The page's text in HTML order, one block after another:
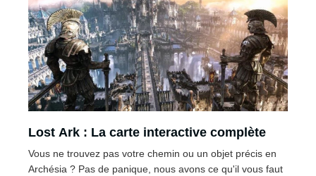
Lost Ark : La carte interactive complète
Vous ne trouvez pas votre chemin ou un objet précis en
Archésia ? Pas de panique, nous avons ce qu'il vous faut